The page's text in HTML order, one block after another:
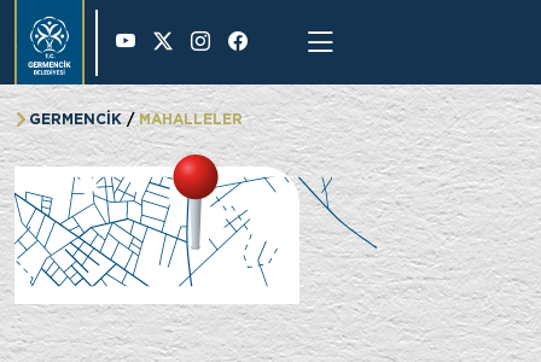
39 °
GERMENCİK MAHALLELER
Ömerbeyli Mah.